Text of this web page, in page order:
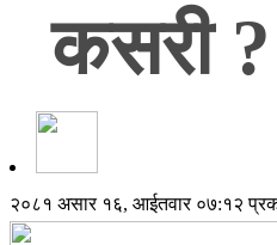
कसरी ?
२०८१ असार १६, आईतवार ०७:१२